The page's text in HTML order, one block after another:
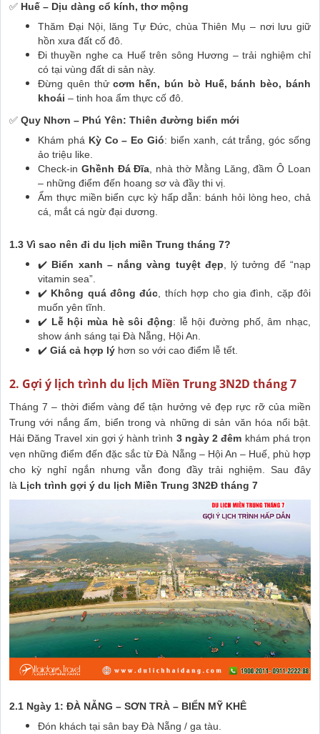
✅ Huế – Dịu dàng cổ kính, thơ mộng
Thăm Đại Nội, lăng Tự Đức, chùa Thiên Mụ – nơi lưu giữ
hồn xưa đất cố đô.
Đi thuyền nghe ca Huế trên sông Hương – trải nghiệm chỉ
có tại vùng đất di sản này.
Đừng quên thửcơm hến, bún bò Huế, bánh bèo, bánh
khoái – tinh hoa ẩm thực cố đô.
✅ Quy Nhơn – Phú Yên: Thiên đường biển mới
Khám phá Kỳ Co – Eo Gió: biển xanh, cát trắng, góc sống
ảo triệu like.
Check-in Ghềnh Đá Đĩa , nhà thờ Mằng Lăng, đầm Ô Loan
– những điểm đến hoang sơ và đầy thi vị.
Ẩm thực miền biển cực kỳ hấp dẫn: bánh hỏi lòng heo, chả
cá, mắt cá ngừ đại dương.
1.3 Vì sao nên đi du lịch miền Trung tháng 7?
✔️ Biển xanh – nắng vàng tuyệt đẹp , lý tưởng để “nạp
vitamin sea”.
✔️ Không quá đông đúc , thích hợp cho gia đình, cặp đôi
muốn yên tĩnh.
✔️ Lễ hội mùa hè sôi động: lễ hội đường phố, âm nhạc,
show ánh sáng tại Đà Nẵng, Hội An.
✔️ Giá cả hợp lý hơn so với cao điểm lễ tết.
2. Gợi ý lịch trình du lịch Miền Trung 3N2D tháng 7
Tháng 7 – thời điểm vàng để tận hưởng vẻ đẹp rực rỡ của miền
Trung với nắng ấm, biển trong và những di sản văn hóa nổi bật.
Hải Đăng Travel xin gợi ý hành trình 3 ngày 2 đêm khám phá trọn
vẹn những điểm đến đặc sắc từ Đà Nẵng – Hội An – Huế, phù hợp
cho kỳ nghỉ ngắn nhưng vẫn đong đầy trải nghiệm. Sau đây
là Lịch trình gợi ý du lịch Miền Trung 3N2Đ tháng 7
2.1 Ngày 1: ĐÀ NẴNG – SƠN TRÀ – BIỂN MỸ KHÊ
Đón khách tại sân bay Đà Nẵng / ga tàu.